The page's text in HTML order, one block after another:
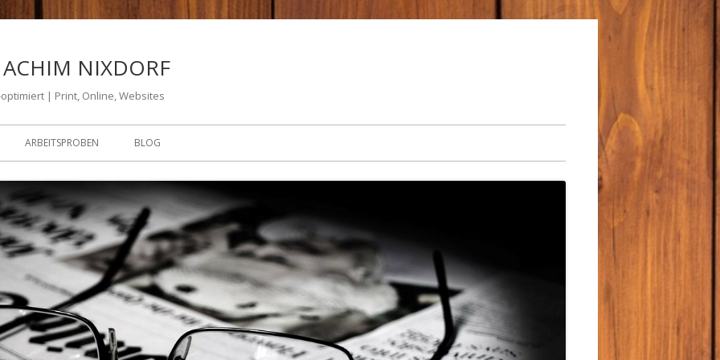
ACHIM NIXDORF
| Print, Online, Websites
ARBEITSPROBEN BLOG